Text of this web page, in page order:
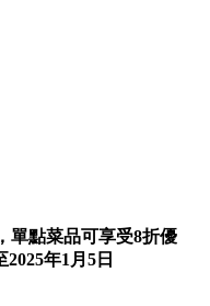
單點菜品可享受8折優
年1月5日